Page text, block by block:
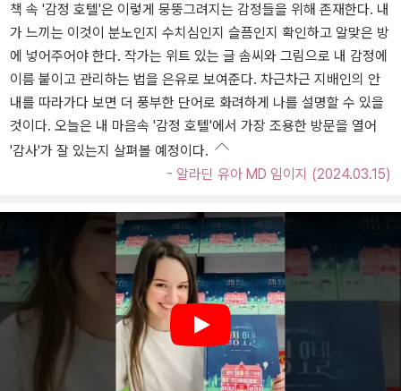
책 속 '감정 호텔'은 이렇게 뭉뚱그려지는 감정들을 위해 존재한다. 내
가 느끼는 이것이 분노인지 수치심인지 슬픔인지 확인하고 알맞은 방
에 넣어주어야 한다. 작가는 위트 있는 글 솜씨와 그림으로 내 감정에
이름 붙이고 관리하는 법을 은유로 보여준다. 차근차근 지배인의 안
내를 따라가다 보면 더 풍부한 단어로 화려하게 나를 설명할 수 있을
것이다. 오늘은 내 마음속 '감정 호텔'에서 가장 조용한 방문을 열어
'감사'가 잘 있는지 살펴볼 예정이다.
- 알라딘 유아 MD 임이지 (2024.03.15)
Play